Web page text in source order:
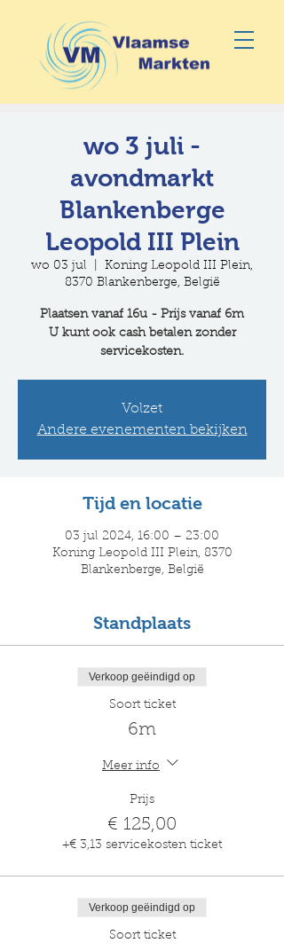
wo 3 juli -
avondmarkt
Blankenberge
Leopold III Plein
wo 03 jul
Koning Leopold III Plein,
8370 Blankenberge, België
Plaatsen vanaf 16u - Prijs vanaf 6m
U kunt ook cash betalen zonder
servicekosten.
Volzet
Andere evenementen bekijken
Tijd en locatie
03 jul 2024, 16:00 – 23:00
Koning Leopold III Plein, 8370
Blankenberge, België
Standplaats
Verkoop geëindigd op
Soort ticket
6m
Meer info
Prijs
€ 125,00
+€ 3,13 servicekosten ticket
Verkoop geëindigd op
Soort ticket